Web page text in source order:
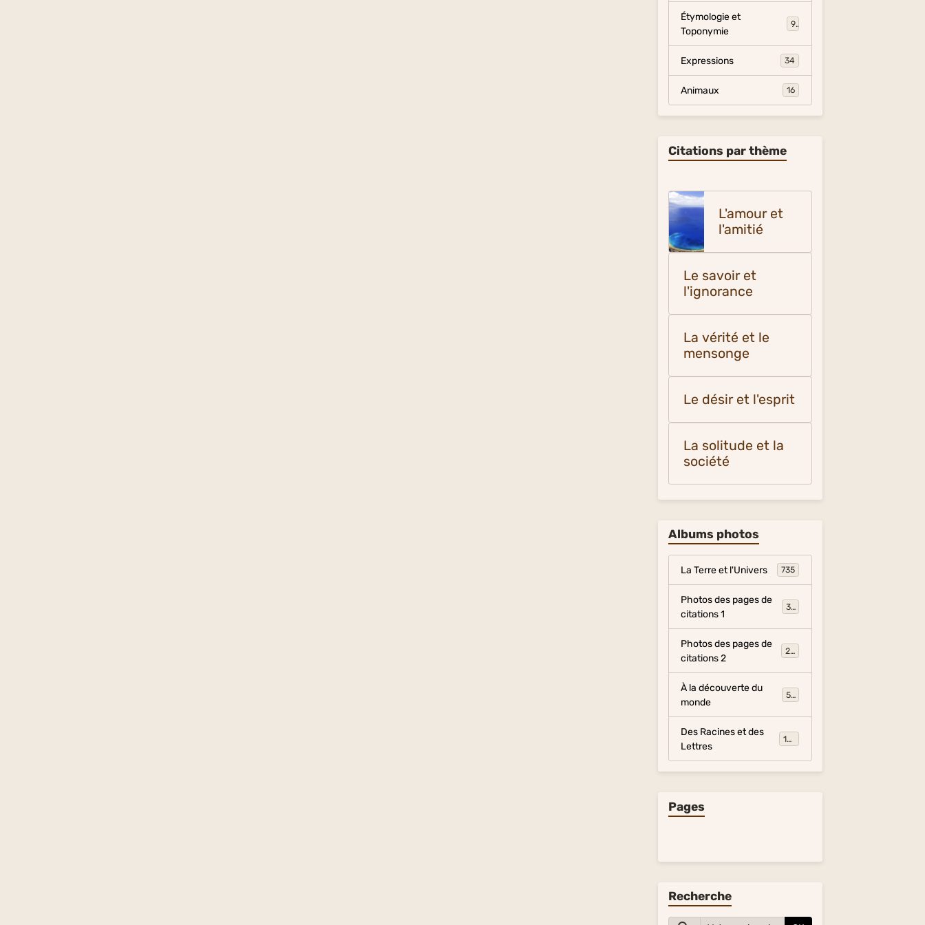
Étymologie et
Toponymie
9
Expressions 34
Animaux 16
Citations par thème
L'amour et
l'amitié
Le savoir et
l'ignorance
La vérité et le
mensonge
Le désir et l'esprit
La solitude et la
société
Albums photos
La Terre et l'Univers 735
Photos des pages de
citations 1
317
Photos des pages de
citations 2
281
À la découverte du
monde
54
Des Racines et des
Lettres
134
Pages
Recherche